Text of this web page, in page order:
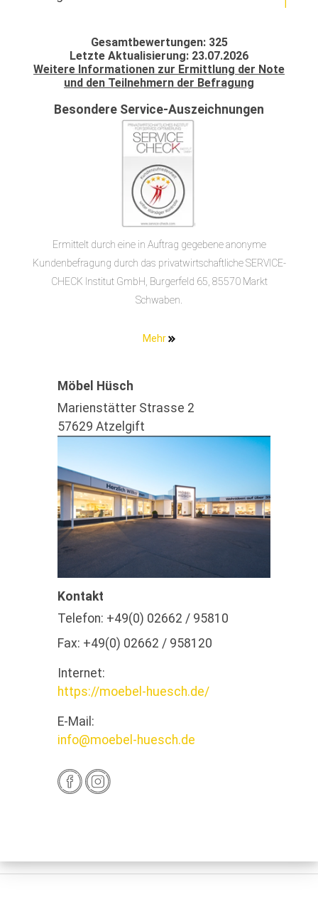
Gesamtbewertungen: 325
Letzte Aktualisierung: 23.07.2026
Weitere Informationen zur Ermittlung der Note
und den Teilnehmern der Befragung
Besondere Service-Auszeichnungen
Ermittelt durch eine in Auftrag gegebene anonyme
Kundenbefragung durch das privatwirtschaftliche SERVICE-
CHECK Institut GmbH, Burgerfeld 65, 85570 Markt
Schwaben.
Mehr
Möbel Hüsch
Marienstätter Strasse 2
57629 Atzelgift
Kontakt
Telefon: +49(0) 02662 / 95810
Fax: +49(0) 02662 / 958120
Internet:
https://moebel-huesch.de/
E-Mail:
info@moebel-huesch.de
Öffnungszeiten